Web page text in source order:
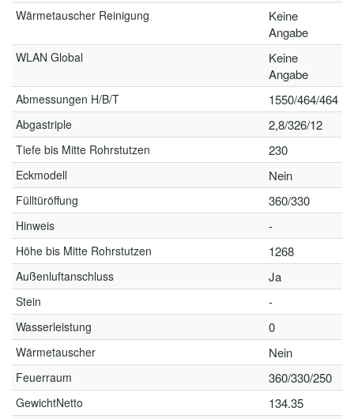
Wärmetauscher Reinigung
Keine
Angabe
WLAN Global
Keine
Angabe
Abmessungen H/B/T 1550/464/464
Abgastriple 2,8/326/12
Tiefe bis Mitte Rohrstutzen 230
Eckmodell Nein
Fülltüröffung 360/330
Hinweis -
Höhe bis Mitte Rohrstutzen 1268
Außenluftanschluss Ja
Stein -
Wasserleistung 0
Wärmetauscher Nein
Feuerraum 360/330/250
GewichtNetto 134.35